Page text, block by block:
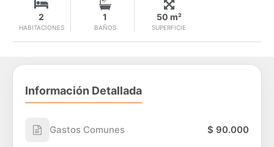
HABITACIONES
2
BAÑOS
1
SUPERFICIE
50 m²
Información Detallada
Gastos Comunes $ 90.000